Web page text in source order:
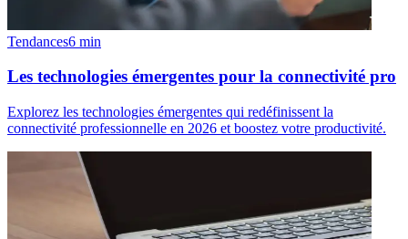
Tendances6 min
Les technologies émergentes pour la connectivité pro
Explorez les technologies émergentes qui redéfinissent la
connectivité professionnelle en 2026 et boostez votre productivité.